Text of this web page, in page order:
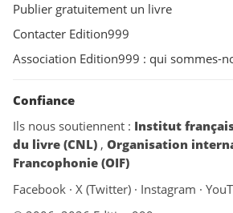
Publier gratuitement un livre
Contacter Edition999
Association Edition999 : qui sommes-
Confiance
Ils nous soutiennent : Institut
du livre (CNL) , Organisation
Francophonie (OIF)
Facebook · X (Twitter) · Instagram ·